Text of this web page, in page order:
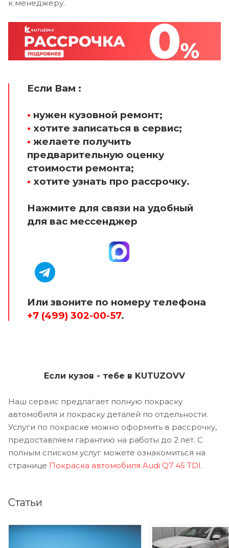
к менеджеру.
Если Вам :
• нужен кузовной ремонт;
• хотите записаться в сервис;
• желаете получить
предварительную оценку
стоимости ремонта;
• хотите узнать про рассрочку.
Нажмите для связи на удобный
для вас мессенджер
Или звоните по номеру телефона
+7 (499) 302-00-57.
Если кузов - тебе в KUTUZOVV
Наш сервис предлагает полную покраску
автомобиля и покраску деталей по отдельности.
Услуги по покраске можно оформить в рассрочку,
предоставляем гарантию на работы до 2 лет. С
полным списком услуг можете ознакомиться на
странице Покраска автомобиля Audi Q7 45 TDI.
Статьи